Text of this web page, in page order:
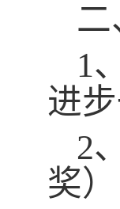
1
进步
2
奖）